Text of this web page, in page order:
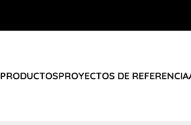
PRODUCTOSPROYECTOS DE REFERENCIA